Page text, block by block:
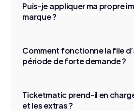
Puis-je appliquer ma propre
marque ?
Comment fonctionne la file
période de forte demande ?
Ticketmatic prend-il en
et les extras ?